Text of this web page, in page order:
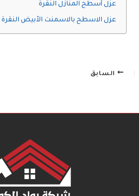
عزل أسطح المنازل النقرة
عزل الاسطح بالاسمنت الأبيض النقرة
السابق